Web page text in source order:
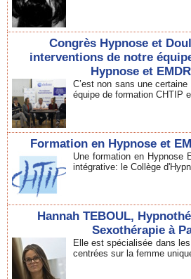
Congrès Hypnose et
interventions de notre
Hypnose et
C’est non sans une
équipe de formation CHTIP
Formation en Hypnose et
Une formation en Hypnose
intégrative: le Collège
Hannah TEBOUL,
Sexothérapie à
Elle est spécialisée dans
centrées sur la femme